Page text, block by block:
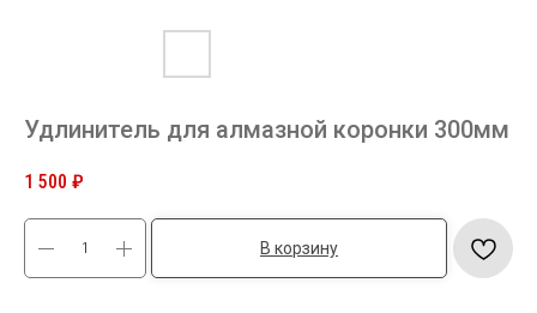
Удлинитель для алмазной коронки 300мм
1 500 ₽
В корзину